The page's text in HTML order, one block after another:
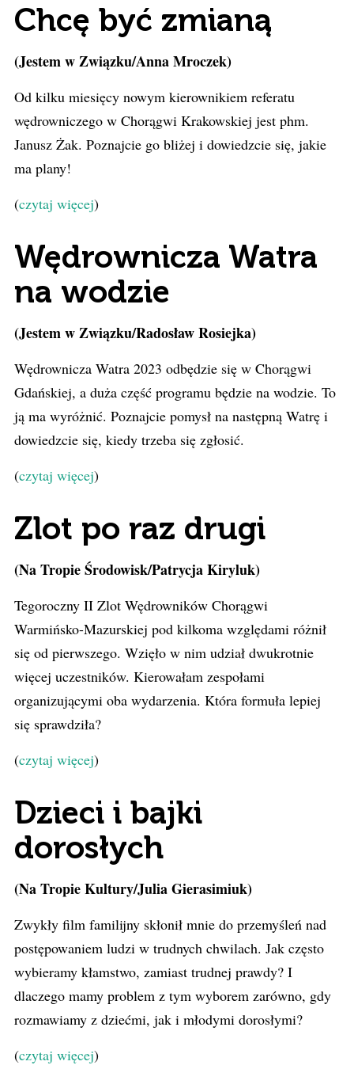
Chcę być zmianą
(Jestem w Związku/Anna Mroczek)
Od kilku miesięcy nowym kierownikiem referatu
wędrowniczego w Chorągwi Krakowskiej jest phm.
Janusz Żak. Poznajcie go bliżej i dowiedzcie się, jakie
ma plany!
(czytaj więcej)
Wędrownicza Watra
na wodzie
(Jestem w Związku/Radosław Rosiejka)
Wędrownicza Watra 2023 odbędzie się w Chorągwi
Gdańskiej, a duża część programu będzie na wodzie. To
ją ma wyróżnić. Poznajcie pomysł na następną Watrę i
dowiedzcie się, kiedy trzeba się zgłosić.
(czytaj więcej)
Zlot po raz drugi
(Na Tropie Środowisk/Patrycja Kiryluk)
Tegoroczny II Zlot Wędrowników Chorągwi
Warmińsko-Mazurskiej pod kilkoma względami różnił
się od pierwszego. Wzięło w nim udział dwukrotnie
więcej uczestników. Kierowałam zespołami
organizującymi oba wydarzenia. Która formuła lepiej
się sprawdziła?
(czytaj więcej)
Dzieci i bajki
dorosłych
(Na Tropie Kultury/Julia Gierasimiuk)
Zwykły film familijny skłonił mnie do przemyśleń nad
postępowaniem ludzi w trudnych chwilach. Jak często
wybieramy kłamstwo, zamiast trudnej prawdy? I
dlaczego mamy problem z tym wyborem zarówno, gdy
rozmawiamy z dziećmi, jak i młodymi dorosłymi?
(czytaj więcej)